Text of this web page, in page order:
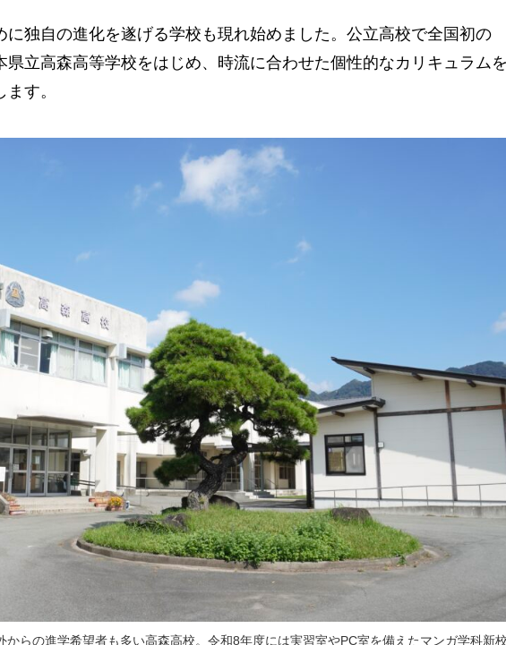
独自の進化を遂げる学校も現れ始めました。公立高校で全国初の
県立高森高等学校をはじめ、時流に合わせた個性的なカリキュラム
す。
らの進学希望者も多い高森高校。令和8年度には実習室やPC室を備えたマンガ学科新